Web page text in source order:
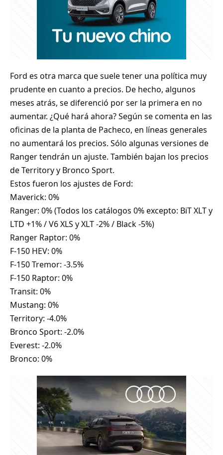
Ford es otra marca que suele tener una política muy
prudente en cuanto a precios. De hecho, algunos
meses atrás, se diferenció por ser la primera en no
aumentar. ¿Qué hará ahora? Según se comenta en las
oficinas de la planta de Pacheco, en líneas generales
no aumentará los precios. Sólo algunas versiones de
Ranger tendrán un ajuste. También bajan los precios
de Territory y Bronco Sport.
Estos fueron los ajustes de Ford:
Maverick: 0%
Ranger: 0% (Todos los catálogos 0% excepto: BiT XLT y
LTD +1% / V6 XLS y XLT -2% / Black -5%)
Ranger Raptor: 0%
F-150 HEV: 0%
F-150 Tremor: -3.5%
F-150 Raptor: 0%
Transit: 0%
Mustang: 0%
Territory: -4.0%
Bronco Sport: -2.0%
Everest: -2.0%
Bronco: 0%